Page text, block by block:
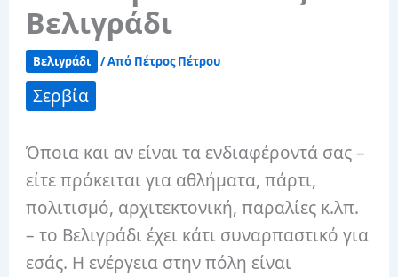
Βελιγράδι
Βελιγράδι / Από Πέτρος Πέτρου
Σερβία
Όποια και αν είναι τα ενδιαφέροντά σας –
είτε πρόκειται για αθλήματα, πάρτι,
πολιτισμό, αρχιτεκτονική, παραλίες κ.λπ.
– το Βελιγράδι έχει κάτι συναρπαστικό για
εσάς. Η ενέργεια στην πόλη είναι